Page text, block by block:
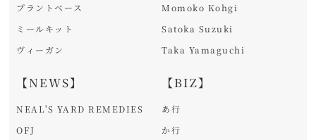
プラントベース
ミールキット
ヴィーガン
【NEWS】
NEAL'S YARD REMEDIES
OFJ
Momoko Kohgi
Satoka Suzuki
Taka Yamaguchi
【BIZ】
あ行
か行